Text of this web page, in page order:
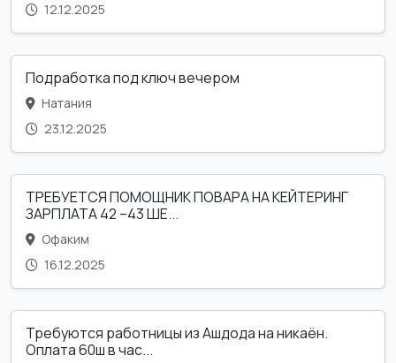
12.12.2025
Подработка под ключ вечером
Натания
23.12.2025
ТРЕБУЕТСЯ ПОМОЩНИК ПОВАРА НА КЕЙТЕРИНГ
ЗАРПЛАТА 42 –43 ШЕ...
Офаким
16.12.2025
Требуются работницы из Ашдода на никаён.
Оплата 60ш в час...